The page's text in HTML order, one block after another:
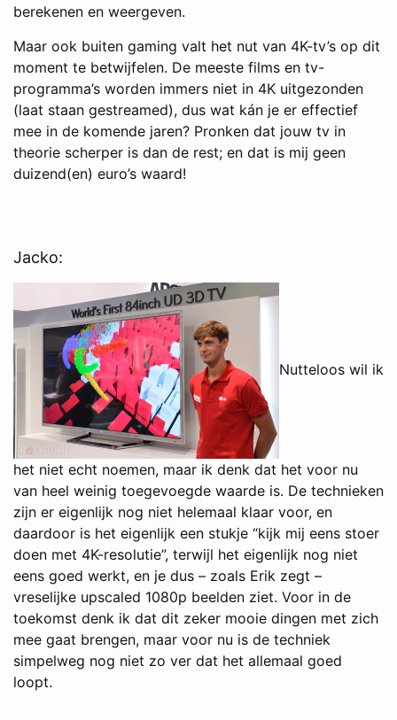
berekenen en weergeven.
Maar ook buiten gaming valt het nut van 4K-tv’s op dit
moment te betwijfelen. De meeste films en tv-
programma’s worden immers niet in 4K uitgezonden
(laat staan gestreamed), dus wat kán je er effectief
mee in de komende jaren? Pronken dat jouw tv in
theorie scherper is dan de rest; en dat is mij geen
duizend(en) euro’s waard!
Jacko:
Nutteloos wil ik
het niet echt noemen, maar ik denk dat het voor nu
van heel weinig toegevoegde waarde is. De technieken
zijn er eigenlijk nog niet helemaal klaar voor, en
daardoor is het eigenlijk een stukje “kijk mij eens stoer
doen met 4K-resolutie”, terwijl het eigenlijk nog niet
eens goed werkt, en je dus – zoals Erik zegt –
vreselijke upscaled 1080p beelden ziet. Voor in de
toekomst denk ik dat dit zeker mooie dingen met zich
mee gaat brengen, maar voor nu is de techniek
simpelweg nog niet zo ver dat het allemaal goed
loopt.